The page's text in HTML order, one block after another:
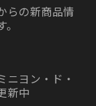
らの新商品情
ニヨン・ド・
新中